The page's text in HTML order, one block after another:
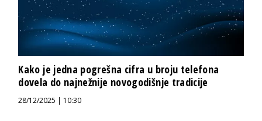
Kako je jedna pogrešna cifra u broju telefona
dovela do najnežnije novogodišnje tradicije
28/12/2025 | 10:30